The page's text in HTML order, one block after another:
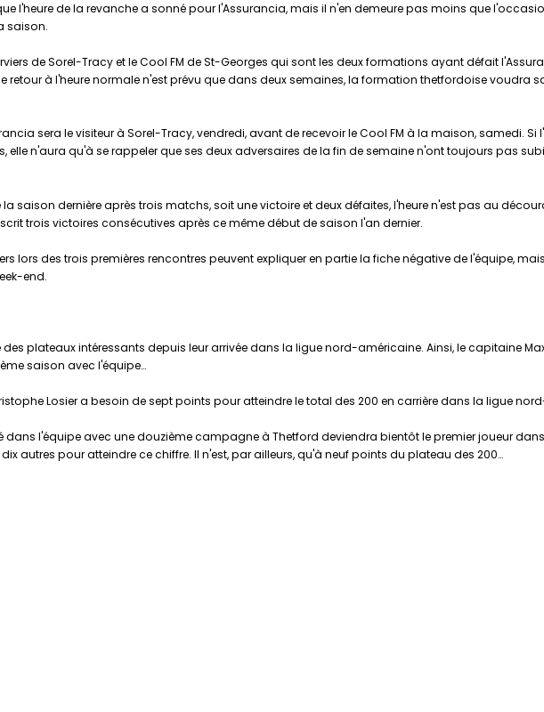
l'heure de la revanche a sonné pour l'Assurancia, mais il n'en demeure pas moins que
saison.
de Sorel-Tracy et le Cool FM de St-Georges qui sont les deux formations ayant défait
retour à l'heure normale n'est prévu que dans deux semaines, la formation thetfordoise voudra
sera le visiteur à Sorel-Tracy, vendredi, avant de recevoir le Cool FM à la maison, samedi.
elle n'aura qu'à se rappeler que ses deux adversaires de la fin de semaine n'ont toujours pas
saison dernière après trois matchs, soit une victoire et deux défaites, l'heure n'est pas au
trois victoires consécutives après ce même début de saison l'an dernier.
lors des trois premières rencontres peuvent expliquer en partie la fiche négative de l'équipe,
end.
plateaux intéressants depuis leur arrivée dans la ligue nord-américaine. Ainsi, le capitaine
saison avec l'équipe…
Losier a besoin de sept points pour atteindre le total des 200 en carrière dans la ligue
dans l'équipe avec une douzième campagne à Thetford deviendra bientôt le premier joueur
autres pour atteindre ce chiffre. Il n'est, par ailleurs, qu'à neuf points du plateau des 200…